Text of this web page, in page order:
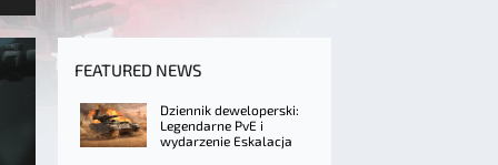
FEATURED NEWS
Dziennik deweloperski:
Legendarne PvE i
wydarzenie Eskalacja